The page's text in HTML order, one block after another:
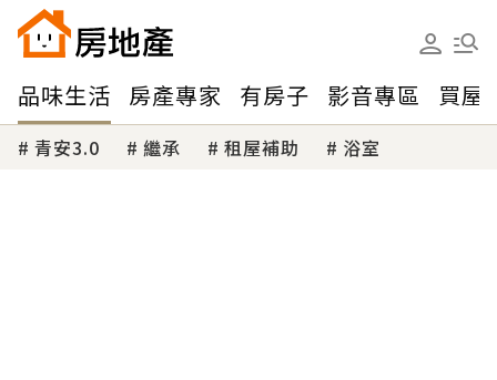
品味生活 房產專家 有房子 影音專區 買屋
青安3.0 繼承 租屋補助 浴室